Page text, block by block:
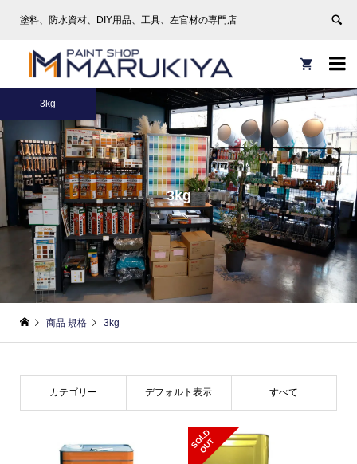
塗料、防水資材、DIY用品、工具、左官材の専門店


3kg
3kg
商品 規格 3kg
カテゴリー デフォルト表示 すべて
S
O
L
D
O
U
T